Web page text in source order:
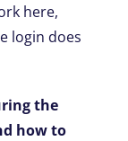
here,
login does
the
how to